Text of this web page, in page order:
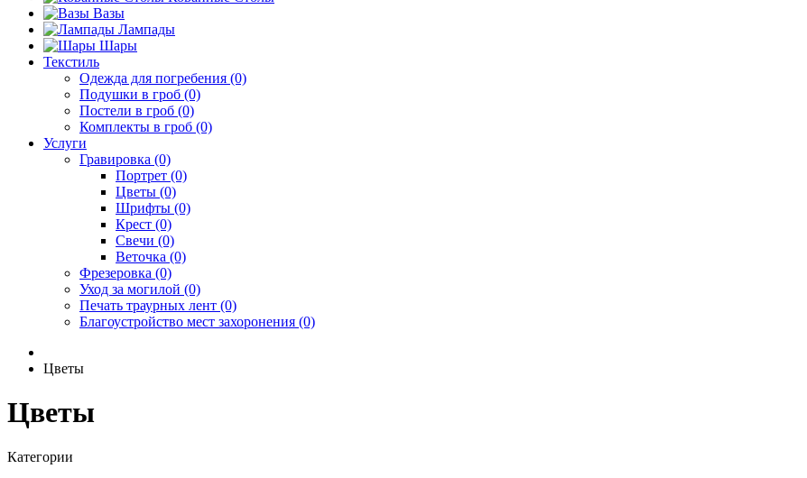
Вазы
Лампады
Шары
Текстиль
Одежда для погребения (0)
Подушки в гроб (0)
Постели в гроб (0)
Комплекты в гроб (0)
Услуги
Гравировка (0)
Портрет (0)
Цветы (0)
Шрифты (0)
Крест (0)
Свечи (0)
Веточка (0)
Фрезеровка (0)
Уход за могилой (0)
Печать траурных лент (0)
Благоустройство мест захоронения (0)
Цветы
Цветы
Категории